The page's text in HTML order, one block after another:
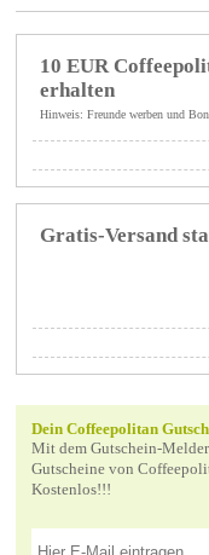
10 EUR
erhalten
Hinweis: Freunde werben und
Gratis-Versand
Dein Coffeepolitan
Mit dem Gutschein-
Gutscheine von
Kostenlos!!!